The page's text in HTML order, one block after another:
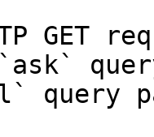
GET
query